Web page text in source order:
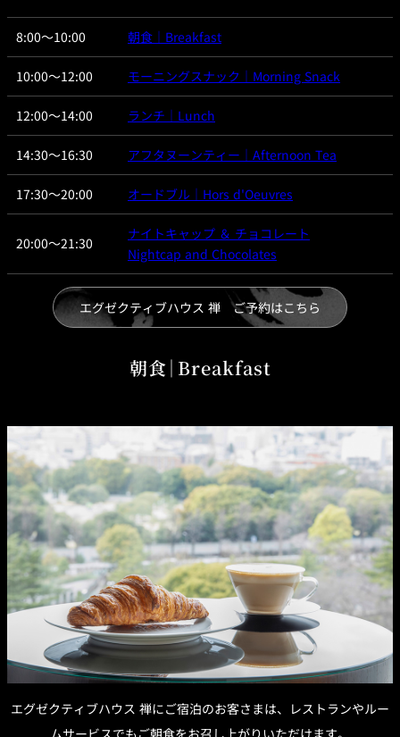
レス
トラ
ン＆
バー
リブルーム
石心亭＜ 清泉亭＜
もみじ亭
日本料理
千羽鶴＜ KATO'S DINING
& BAR
麺処
なだ万本店 山
茶花荘＜
SAZANKA-SO 天婦羅 ほり川 ＜RANSEN＞ OKAHAN＞
メイン）＜
KYUBEY＞
久兵衛（ガー
デンタワー）
＜KYUBEY＞
つきじ鈴富＜
SUZUTOMI＞
にいづ
カフェ・ラウンジ
ガーデンラウ
ンジ トムCAT
ミルクホール
TULLY'S
COFFEE
ダイニング
OUTRIGGER
バー
バー カプリ
タワー・カフ
ェ SKY BAR
KATO'S DINING
& BAR
トレーダーヴ
ィックス 東京
ボートハウス
バー
RANSEN はな
れ
ルームサービス
ルームサービ
ス
8:00～10:00 朝食｜Breakfast
10:00～12:00 モーニングスナック｜Morning Snack
12:00～14:00 ランチ｜Lunch
14:30～16:30 アフタヌーンティー｜Afternoon Tea
17:30～20:00 オードブル｜Hors d'Oeuvres
20:00～21:30
ナイトキャップ ＆ チョコレート
Nightcap and Chocolates
エグゼクティブハウス 禅 ご予約はこちら
朝食｜Breakfast
エグゼクティブハウス 禅にご宿泊のお客さまは、レストランやルー